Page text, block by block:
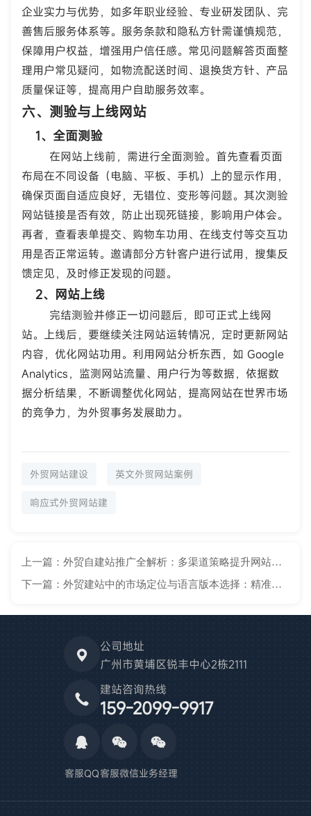
企业实力与优势，如多年职业经验、专业研发团队、完
善售后服务体系等。服务条款和隐私方针需谨慎规范，
保障用户权益，增强用户信任感。常见问题解答页面整
理用户常见疑问，如物流配送时间、退换货方针、产品
质量保证等，提高用户自助服务效率。
六、测验与上线网站
1、 全面测验
在网站上线前，需进行全面测验。首先查看页面
布局在不同设备（电脑、平板、手机）上的显示作用，
确保页面自适应良好，无错位、变形等问题。其次测验
网站链接是否有效，防止出现死链接，影响用户体会。
再者，查看表单提交、购物车功用、在线支付等交互功
用是否正常运转。邀请部分方针客户进行试用，搜集反
馈定见，及时修正发现的问题。
2、网站上线
完结测验并修正一切问题后，即可正式上线网
站。上线后，要继续关注网站运转情况，定时更新网站
内容，优化网站功用。利用网站分析东西，如 Google
Analytics，监测网站流量、用户行为等数据，依据数
据分析结果，不断调整优化网站，提高网站在世界市场
的竞争力，为外贸事务发展助力。
外贸网站建设 英文外贸网站案例
响应式外贸网站建
上一篇：外贸自建站推广全解析：多渠道策略提升网站影响力
下一篇：外贸建站中的市场定位与语言版本选择：精准触达全球客户
公司地址
广州市黄埔区锐丰中心2栋2111
建站咨询热线
159-2099-9917
客服QQ客服微信业务经理